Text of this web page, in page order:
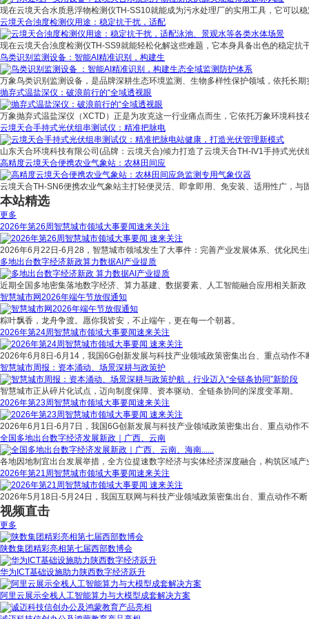
现在云境天合水质悬浮物检测仪TH-SS10就能成为污水处理厂的实用工具，它可以稳
云境天合浊度检测仪用途：稳定抗干扰，适配
现在云境天合浊度检测仪TH-SS9就能轻松化解这些难题，它本身具备出色的稳定抗
鸟类识别监测设备：智能AI精准识别，构建生
万象鸟类识别监测设备，是品牌深耕生态环境监测、生物多样性保护领域，依托长期
抛弃式温盐深仪：破浪前行的“全域透视眼
万象抛弃式温盐深仪（XCTD）正是为攻克这一行业痛点而生，它依托万象环境科技
云境天合手持式光伏组串测试仪：精准把脉电
山东天合环境科技有限公司(品牌：云境天合)倾力打造了云境天合TH-IV1手持式光伏
高精度云境天合便携农业气象站：农林田间应
云境天合TH-SN6便携农业气象站主打轻便灵活、即拿即用、免安装、适用性广，与
本站精选
更多
2026年第26周智慧城市领域大事要闻速来关注
2026年6月22日-6月28，智慧城市领域发生了大事件：完善产业发展体系、优化民生
多地出台数字经济新政算力数据AI产业提质
近期全国多地密集落地数字经济、算力基建、数据要素、人工智能融合应用相关新政
智慧城市网2026年端午节放假通知
粽叶飘香，龙舟争渡。愿你我皆安，不止端午，更在每一个朝暮。
2026年第24周智慧城市领域大事要闻速来关注
2026年6月8日-6月14，我国6G创新发展与科技产业领域政策密集出台、重点动作不
智慧城市周报：资本涌动、场景深耕与政策护
智慧城市正从碎片化试点，迈向制度保障、资本驱动、全链条协同的深度变革期。
2026年第23周智慧城市领域大事要闻速来关注
2026年6月1日-6月7日，我国6G创新发展与科技产业领域政策密集出台、重点动作
全国多地出台数字经济发展新政｜广西、云南
各地因地制宜出台发展举措，全方位提速数字经济与实体经济深度融合，构筑区域产
2026年第21周智慧城市领域大事要闻速来关注
2026年5月18日-5月24日，我国互联网与科技产业领域政策密集出台、重点动作不断
视频直击
更多
陕数集团精彩亮相第七届西部数博会
华为ICT基础设施助力陕西数字经济跃升
阿里云展示全栈人工智能算力与大模型成套解决方案